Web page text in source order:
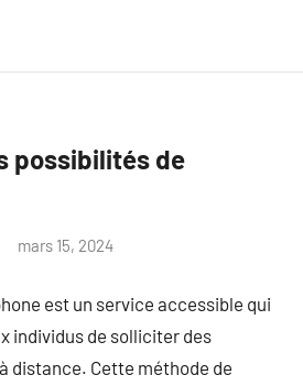
possibilités de
mars 15, 2024
est un service accessible qui
individus de solliciter des
distance. Cette méthode de